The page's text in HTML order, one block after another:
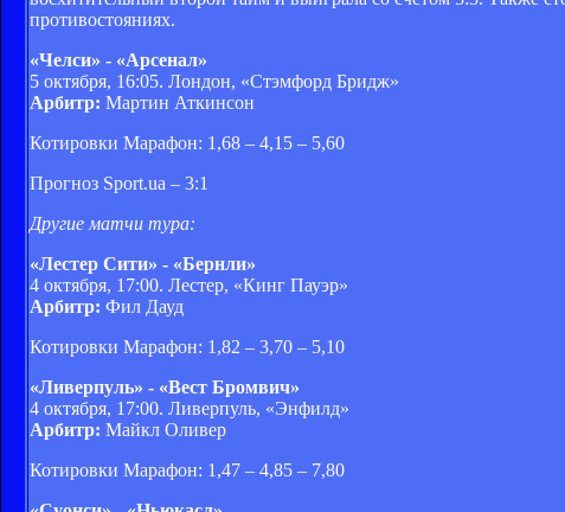
противостояниях.
«Челси» - «Арсенал»
5 октября, 16:05. Лондон, «Стэмфорд Бридж»
Арбитр: Мартин Аткинсон
Котировки Марафон: 1,68 – 4,15 – 5,60
Прогноз Sport.ua – 3:1
Другие матчи тура:
«Лестер Сити» - «Бернли»
4 октября, 17:00. Лестер, «Кинг Пауэр»
Арбитр: Фил Дауд
Котировки Марафон: 1,82 – 3,70 – 5,10
«Ливерпуль» - «Вест Бромвич»
4 октября, 17:00. Ливерпуль, «Энфилд»
Арбитр: Майкл Оливер
Котировки Марафон: 1,47 – 4,85 – 7,80